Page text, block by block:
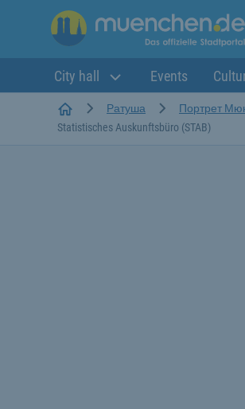
City hall Events
StartseiteРатуша Портрет
Statistisches Auskunftsbüro (STAB)